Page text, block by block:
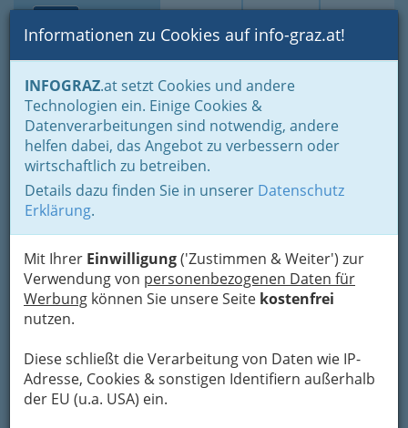
Suche Login Toggle
Informationen zu Cookies auf info-graz.at!
INFOGRAZ.at setzt Cookies und andere
Technologien ein. Einige Cookies &
Datenverarbeitungen sind notwendig, andere
helfen dabei, das Angebot zu verbessern oder
wirtschaftlich zu betreiben.
Details dazu finden Sie in unserer Datenschutz
Erklärung.
Mit Ihrer Einwilligung('Zustimmen & Weiter') zur
Verwendung von personenbezogenen Daten für
Werbung können Sie unsere Seite kostenfrei
nutzen.
Diese schließt die Verarbeitung von Daten wie IP-
Adresse, Cookies & sonstigen Identifiern außerhalb
der EU (u.a. USA) ein.
Home Branchen Mobilität Zubehör - Tuning
Batterien
Bezirksauswahl
1
Autoprofi Kracher - Gerhard
Kracher
+43 316 715 271
+43 316 715 271 - 5
+43 676 680 70 05